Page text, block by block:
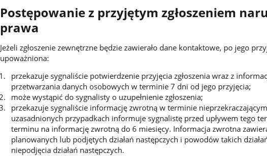
Postępowanie z przyjętym zgłoszeniem
prawa
Jeżeli zgłoszenie zewnętrzne będzie zawierało dane kontaktowe, po jego
upoważniona:
przekazuje sygnaliście potwierdzenie przyjęcia zgłoszenia wraz z
przetwarzania danych osobowych w terminie 7 dni od jego przyjęcia;
może wystąpić do sygnalisty o uzupełnienie zgłoszenia;
przekazuje sygnaliście informację zwrotną w terminie
uzasadnionych przypadkach informuje sygnalistę przed upływem tego
terminu na informację zwrotną do 6 miesięcy. Informacja zwrotna
planowanych lub podjętych działań następczych i powodów takich
niepodjęcia działań następczych.